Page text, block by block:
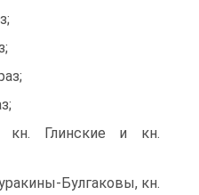
кн. Глинские и кн.
Булгаковы, кн.